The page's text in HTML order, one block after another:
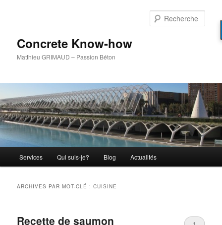
Concrete Know-how
Matthieu GRIMAUD – Passion Béton
principal
Services Qui suis-je? Blog Actualités
ARCHIVES PAR MOT-CLÉ :CUISINE
Recette de saumon